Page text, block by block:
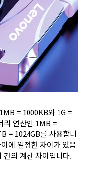
= 1000KB와 1G =
리 연산인 1MB =
= 1024GB를 사용합니
에 일정한 차이가 있음
간의 계산 차이입니다.